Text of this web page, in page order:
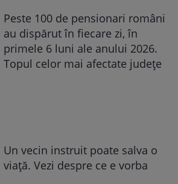
Peste 100 de pensionari români
au dispărut în fiecare zi, în
primele 6 luni ale anului 2026.
Topul celor mai afectate județe
Un vecin instruit poate salva o
viață. Vezi despre ce e vorba